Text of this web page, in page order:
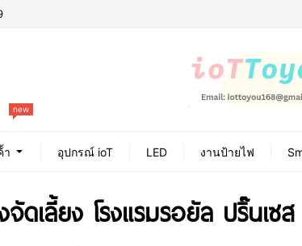
า
new
อุปกรณ์ ioT LED งานป้ายไฟ
ดเลี้ยง โรงแรมรอยัล ปริ๊นเซส